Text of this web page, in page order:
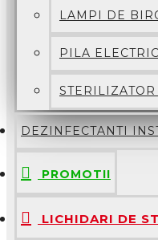
LAMPI DE
PILA
DEZINFECTANTI
PROMOTII
LICHIDARI DE